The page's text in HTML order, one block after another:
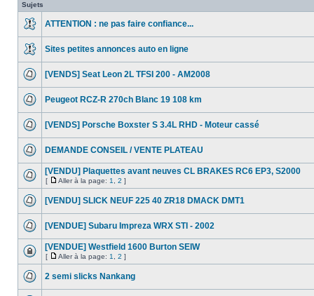
Sujets
ATTENTION : ne pas faire confiance...
Sites petites annonces auto en ligne
[VENDS] Seat Leon 2L TFSI 200 - AM2008
Peugeot RCZ-R 270ch Blanc 19 108 km
[VENDS] Porsche Boxster S 3.4L RHD - Moteur cassé
DEMANDE CONSEIL / VENTE PLATEAU
[VENDU] Plaquettes avant neuves CL BRAKES RC6 EP3, S2000
[ Aller à la page: 1 2 ]
[VENDU] SLICK NEUF 225 40 ZR18 DMACK DMT1
[VENDUE] Subaru Impreza WRX STI - 2002
[VENDUE] Westfield 1600 Burton SEIW
[ Aller à la page: 1 2 ]
2 semi slicks Nankang